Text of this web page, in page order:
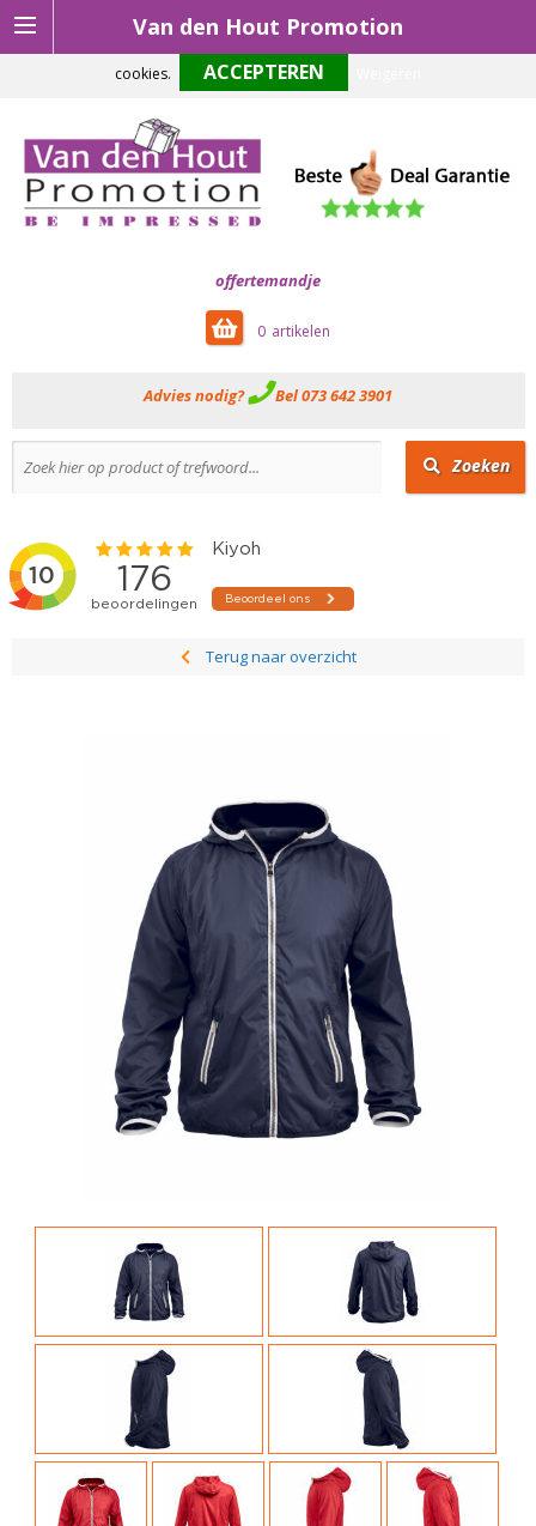
Van den Hout Promotion
offertemandje
0
Advies nodig? Bel 073 642 3901
Zoeken
Terug naar overzicht
Om onze website optimaal te laten functioneren maken wij gebruik van
cookies.